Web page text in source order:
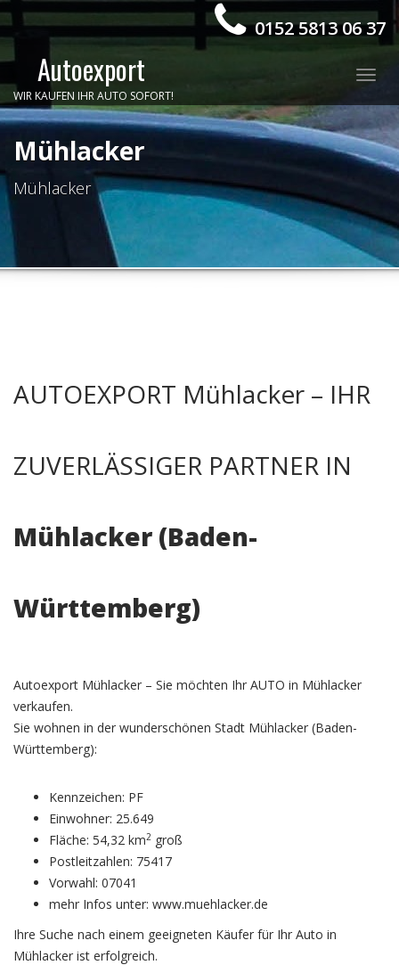
0152 5813 06 37
Autoexport
WIR KAUFEN IHR AUTO SOFORT!
Mühlacker
Mühlacker
AUTOEXPORT Mühlacker – IHR
ZUVERLÄSSIGER PARTNER IN
Mühlacker (Baden-
Württemberg)
Autoexport Mühlacker – Sie möchten Ihr AUTO in Mühlacker
verkaufen.
Sie wohnen in der wunderschönen Stadt Mühlacker (Baden-
Württemberg):
Kennzeichen: PF
Einwohner: 25.649
Fläche: 54,32 km2 groß
Postleitzahlen: 75417
Vorwahl: 07041
mehr Infos unter: www.muehlacker.de
Ihre Suche nach einem geeigneten Käufer für Ihr Auto in
Mühlacker ist erfolgreich.